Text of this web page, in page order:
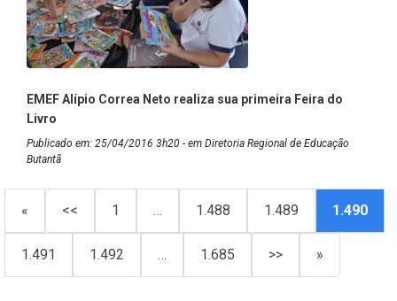
EMEF Alípio Correa Neto realiza sua primeira Feira do
Livro
Publicado em: 25/04/2016 3h20 - em Diretoria Regional de Educação
Butantã
« << 1 … 1.488 1.489 1.490
1.491 1.492 … 1.685 >> »